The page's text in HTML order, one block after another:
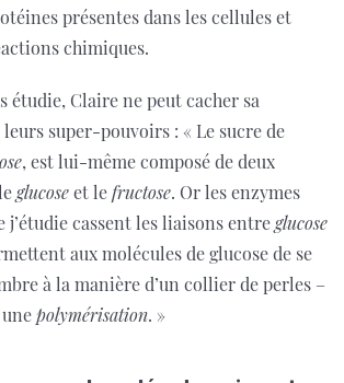
présentes dans les cellules et
chimiques.
étudie, Claire ne peut cacher sa
super-pouvoirs : « Le sucre de
, est lui-même composé de deux
glucoseet lefructose. Or les enzymes
j’étudie cassent les liaisons entreglucose
aux molécules de glucose de se
à la manière d’un collier de perles –
polymérisation. »